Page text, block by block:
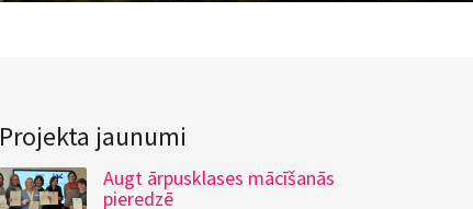
Projekta jaunumi
Augt ārpusklases mācīšanās
pieredzē